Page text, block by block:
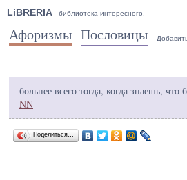
LiBRERIA - библиотека интересного.
Афоризмы Пословицы
больнее всего тогда, когда знаешь,
NN
Поделиться…